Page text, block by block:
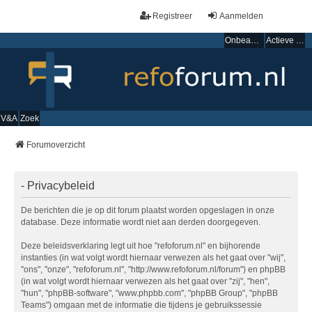
Aanmelden
Registreer
Onbeantwoorde onderwerpen Actieve onderwerpen
V&A Zoek
Forumoverzicht
- Privacybeleid
De berichten die je op dit forum plaatst worden opgeslagen in onze
database. Deze informatie wordt niet aan derden doorgegeven.
Deze beleidsverklaring legt uit hoe "refoforum.nl" en bijhorende
instanties (in wat volgt wordt hiernaar verwezen als het gaat over "wij",
"ons", "onze", "refoforum.nl", "http://www.refoforum.nl/forum") en phpBB
(in wat volgt wordt hiernaar verwezen als het gaat over "zij", "hen",
"hun", "phpBB-software", "www.phpbb.com", "phpBB Group", "phpBB
Teams") omgaan met de informatie die tijdens je gebruikssessie